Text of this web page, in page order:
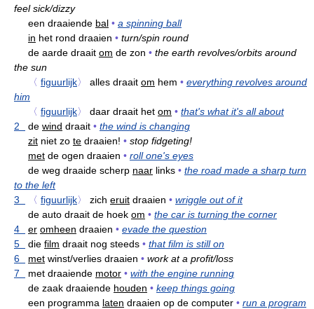
feel sick/dizzy
een draaiende bal • a spinning ball
in het rond draaien • turn/spin round
de aarde draait om de zon • the earth revolves/orbits around
the sun
〈 figuurlijk〉 alles draait om hem • everything revolves around
him
〈 figuurlijk〉 daar draait het om • that's what it's all about
2
de wind draait • the wind is changing
zit niet zo te draaien! • stop fidgeting!
met de ogen draaien • roll one's eyes
de weg draaide scherp naar links • the road made a sharp turn
to the left
3
〈 figuurlijk〉 zich eruit draaien • wriggle out of it
de auto draait de hoek om • the car is turning the corner
4
er omheen draaien • evade the question
5
die film draait nog steeds • that film is still on
6
met winst/verlies draaien • work at a profit/loss
7
met draaiende motor • with the engine running
de zaak draaiende houden • keep things going
een programma laten draaien op de computer • run a program